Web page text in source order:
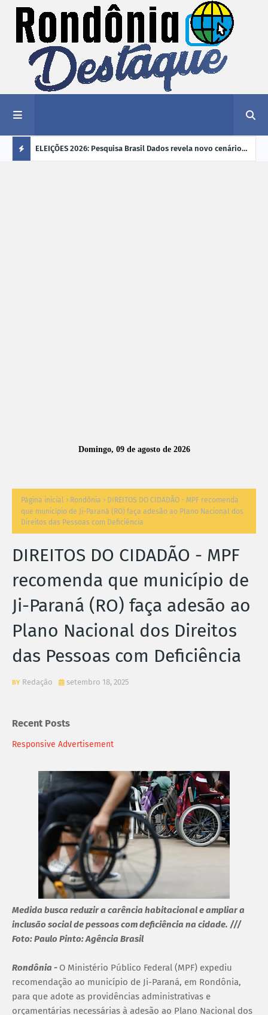
a mais ELEIÇÕES 2026: Pesquisa Brasil Dados revela novo cenário
Domingo, 09 de agosto de 2026
Página inicial Rondônia
DIREITOS DO CIDADÃO - MPF recomenda
que município de Ji-Paraná (RO) faça adesão ao Plano Nacional dos
Direitos das Pessoas com Deficiência
DIREITOS DO CIDADÃO - MPF
recomenda que município de
Ji-Paraná (RO) faça adesão ao
Plano Nacional dos Direitos
das Pessoas com Deficiência
Redação setembro 18, 2025
Recent Posts
Responsive Advertisement
Medida busca reduzir a carência habitacional e ampliar a
inclusão social de pessoas com deficiência na cidade. ///
Foto: Paulo Pinto: Agência Brasil
Rondônia - O Ministério Público Federal (MPF) expediu
recomendação ao município de Ji-Paraná, em Rondônia,
para que adote as providências administrativas e
orçamentárias necessárias à adesão ao Plano Nacional dos